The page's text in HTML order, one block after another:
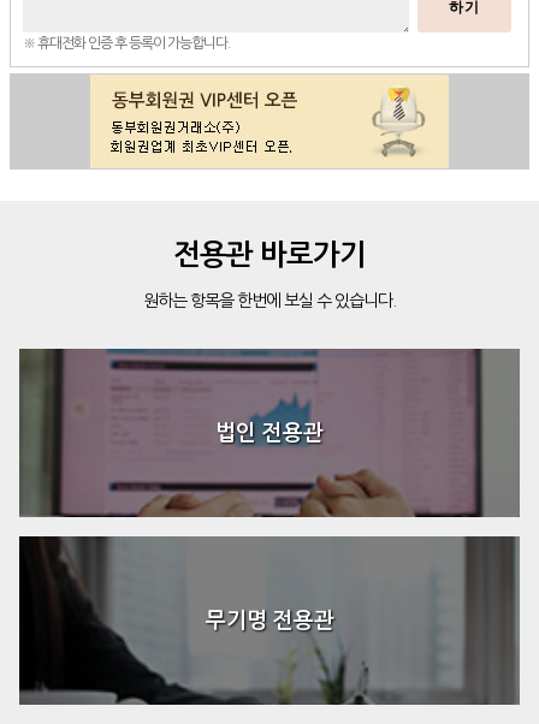
하기
※ 휴대전화 인증 후 등록이 가능합니다.
전용관 바로가기
원하는 항목을 한번에 보실 수 있습니다.
법인 전용관
무기명 전용관